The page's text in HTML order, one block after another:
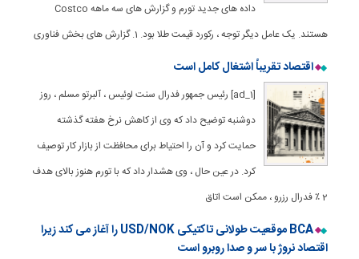
داده های جدید تورم و گزارش های سه ماهه Costco
هستند. یک عامل دیگر توجه ، رکورد قیمت طلا بود. 1. گزارش های بخش فناوری
اقتصاد تقریباً اشتغال کامل است
[ad_1] رئیس جمهور فدرال سنت لوئیس ، آلبرتو مسلم ، روز
دوشنبه توضیح داد که وی از کاهش نرخ هفته گذشته
حمایت کرد و آن را احتیاط برای محافظت از بازار کار توصیف
کرد. در عین حال ، وی هشدار داد كه با تورم هنوز بالای هدف
2 ٪ فدرال رزرو ، ممكن است اتاق
BCA موقعیت طولانی تاکتیکی USD/NOK را آغاز می کند زیرا
اقتصاد نروژ با سر و صدا روبرو است